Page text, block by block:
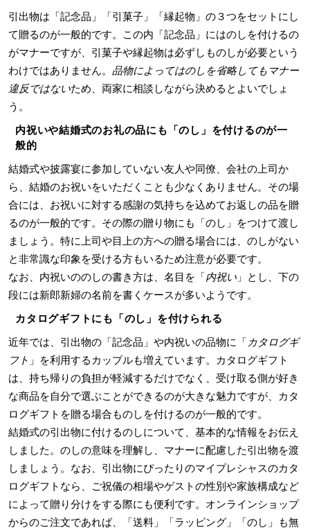
引出物は「記念品」「引菓子」「縁起物」の３つをセットにし
て贈るのが一般的です。この内「記念品」にはのしを付けるの
がマナーですが、引菓子や縁起物は必ずしものしが必要という
わけではありません。 品物によってはのしを省略してもマナー
違反ではないため、両家に相談しながら決めるとよいでしょ
う。
内祝いや結婚式のお礼の品にも「のし」を付けるのが一
般的
結婚式や披露宴に参加していない友人や同僚、会社の上司か
ら、結婚のお祝いをいただくことも少なくありません。その場
合には、お祝いに対する感謝の気持ちを込めてお返しの品を贈
るのが一般的です。その際の贈り物にも「のし」をつけて渡し
ましょう。特に上司や目上の方への贈る場合には、のしがない
と非常識な印象を受ける方もいるため注意が必要です。
なお、内祝いののしの書き方は、名目を「内祝い 」とし、下の
段には新郎新婦の名前を書くケースが多いようです。
カタログギフトにも「のし」を付けられる
近年では、引出物の「記念品」や内祝いの品物に「カタログギ
フト 」を利用するカップルも増えています。カタログギフト
は、持ち帰りの負担が軽減するだけでなく、受け取る側が好き
な商品を自分で選ぶことができるのが大きな魅力ですが、カタ
ログギフトを贈る場合ものしを付けるのが一般的です。
結婚式の引出物に付けるのしについて、基本的な情報をお伝え
しました。のしの意味を理解し、マナーに配慮した引出物を渡
しましょう。なお、引出物にぴったりのマイプレシャスのカタ
ログギフト なら、ご祝儀の相場やゲストの性別や家族構成など
によって贈り分けをする際にも便利です。オンラインショップ
からのご注文であれば、「送料」「ラッピング」「のし」も無